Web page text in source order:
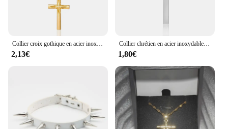
Collier croix gothique en acier inoxydable pour femme, bijoux chrétiens, cadeau de fête d'anniversaire, document doré, Chine
2,13€
Collier chrétien en acier inoxydable pour femme, pendentif petite croix, bijoux religieux, cadeau femme, or, argent, document, nouvelle mode
1,80€